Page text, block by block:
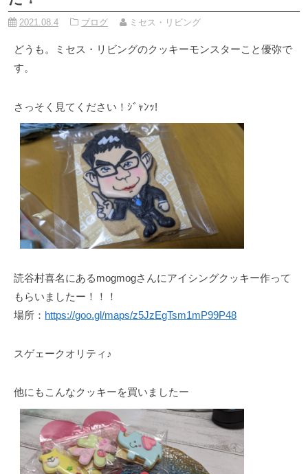
2021.08.4 ブログ ミセス・リビング
どうも。ミセス・リビングのクッキーモンスターこと優弥で
す。
さっそく見てください！ｼﾞｬﾝｯ!
読谷村喜名にあるmogmogさんにアイシングクッキー作って
もらいましたー！！！
場所： https://goo.gl/maps/z5JzEgTsm1mP99P48
スゲェークオリティ♪
他にもこんなクッキーを買いましたー